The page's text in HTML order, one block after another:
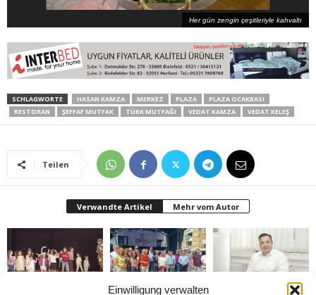
Einwilligung verwalten
Her gün zengin çeşitleriyle kahvaltı
SCHLAGWORTE HASAN KAMZA MERKEZ PLAZA
PLAZA OCAKBASI
RESTORAN
ŞEFFAF MUTFAK TÜRK MUTFAĞI VEDAT KAMZA VEDAT KELEŞ
Teilen
Verwandte Artikel Mehr vom Autor